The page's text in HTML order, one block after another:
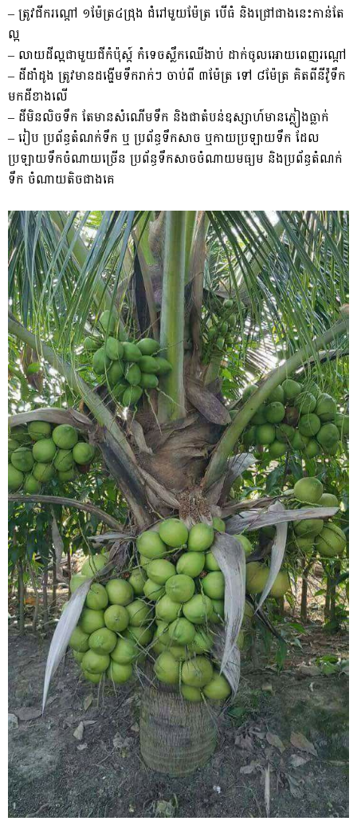
– ត្រូវជីករណ្តៅ ១ម៉ែត្រ៤ជ្រុង ជំរៅមួយម៉ែត្រ បើធំ និងជ្រៅជាងនេះកាន់តែ
ល្អ
– លាយដីល្អជាមួយជីកំប៉ុស្ត៍ កំទេចស្លឹកឈើងាប់ ដាក់ចូលអោយពេញរណ្តៅ
– ដីដាំដូង ត្រូវមានដង្ហើមទឹករាក់ៗ ចាប់ពី ៣ម៉ែត្រ ទៅ ៨ម៉ែត្រ គិតពីនីវ៉ូទឹក
មកដីខាងលើ
– ដីមិនលិចទឹក តែមានសំណើមទឹក និងជាតំបន់ឧស្សាហ៍មានភ្លៀងធ្លាក់
– រៀប ប្រព័ន្ធតំណក់ទឹក ឬ ប្រព័ន្ធទឹកសាច ឬកាយប្រឡាយទឹក ដែល
ប្រឡាយទឹកចំណាយច្រើន ប្រព័ន្ធទឹកសាចចំណាយមធ្យម និងប្រព័ន្ធតំណក់
ទឹក ចំណាយតិចជាងគេ